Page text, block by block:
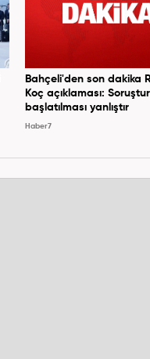
Bahçeli'den son dakika
Koç açıklaması:
başlatılması yanlıştır
Haber7